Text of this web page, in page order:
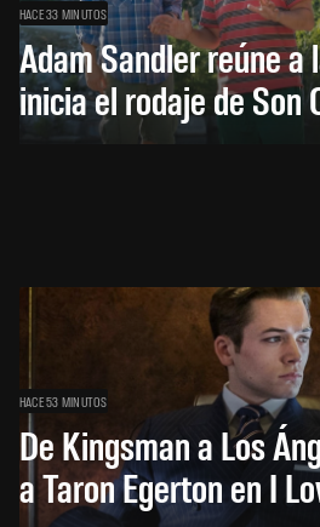
HACE 33 MINUTOS
Adam Sandler reúne a
inicia el rodaje de Son
HACE 53 MINUTOS
De Kingsman a Los
a Taron Egerton en I